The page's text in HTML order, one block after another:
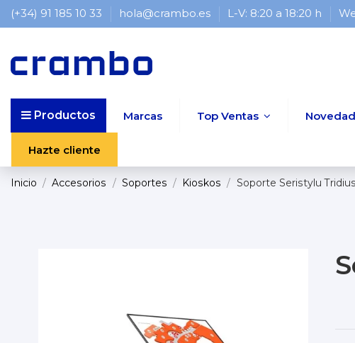
(+34) 91 185 10 33 hola@crambo.es L-V: 8:20 a 18:20 h
Productos Marcas Top Ventas
Hazte cliente
Inicio Accesorios Soportes Kioskos Soporte Seristylu